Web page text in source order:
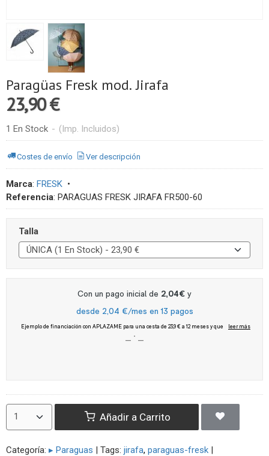
Paragüas Fresk mod. Jirafa
23,90 €
1 En Stock - (Imp. Incluidos)
Costes de envío Ver descripción
Marca: FRESK •
Referencia: PARAGUAS FRESK JIRAFA FR500-60
Talla
Añadir a Carrito
Categoría: ▸ Paraguas | Tags: jirafa paraguas-fresk |